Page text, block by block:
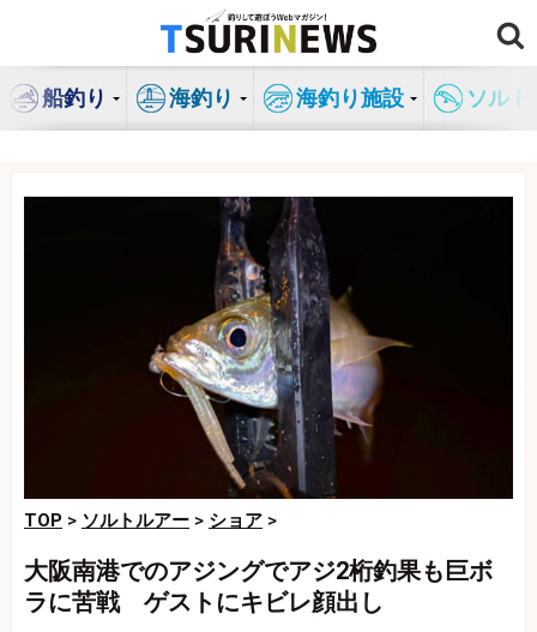
ン
船釣り 海釣り 海釣り施設 ソル
TOP > ソルトルアー > ショア >
大阪南港でのアジングでアジ2桁釣果も巨ボ
ラに苦戦 ゲストにキビレ顔出し